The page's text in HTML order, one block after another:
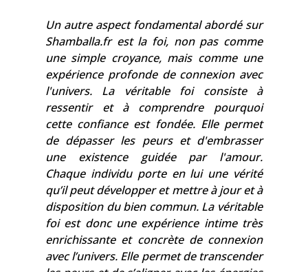
Un autre aspect fondamental abordé sur
Shamballa.fr est la foi, non pas comme
une simple croyance, mais comme une
expérience profonde de connexion avec
l'univers. La véritable foi consiste à
ressentir et à comprendre pourquoi
cette confiance est fondée. Elle permet
de dépasser les peurs et d'embrasser
une existence guidée par l'amour.
Chaque individu porte en lui une vérité
qu’il peut développer et mettre à jour et à
disposition du bien commun. La véritable
foi est donc une expérience intime très
enrichissante et concrète de connexion
avec l’univers. Elle permet de transcender